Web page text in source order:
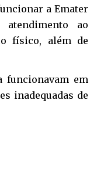
a Emater
ao
físico, além de
funcionavam em
inadequadas de